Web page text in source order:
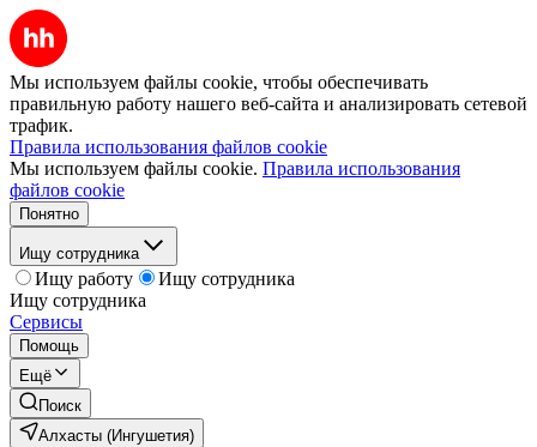
Мы используем файлы cookie, чтобы обеспечивать
правильную работу нашего веб-сайта и анализировать сетевой
трафик.
Правила использования файлов cookie
Мы используем файлы cookie. Правила использования
файлов cookie
Понятно
Ищу сотрудника
Ищу работу
Ищу сотрудника
Ищу сотрудника
Сервисы
Помощь
Ещё
Поиск
Алхасты (Ингушетия)